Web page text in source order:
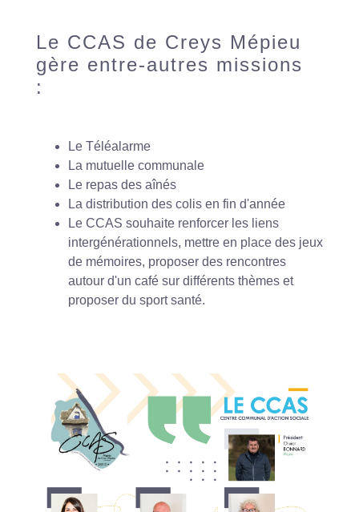
Le CCAS de Creys Mépieu
gère entre-autres missions
:
Le Téléalarme
La mutuelle communale
Le repas des aînés
La distribution des colis en fin d'année
Le CCAS souhaite renforcer les liens
intergénérationnels, mettre en place des jeux
de mémoires, proposer des rencontres
autour d'un café sur différents thèmes et
proposer du sport santé.